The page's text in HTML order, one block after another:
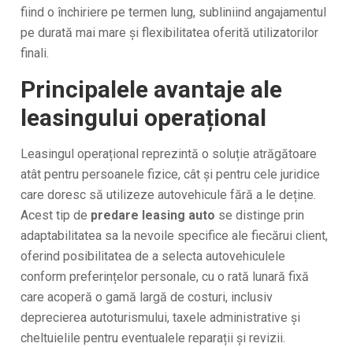
fiind o închiriere pe termen lung, subliniind angajamentul
pe durată mai mare și flexibilitatea oferită utilizatorilor
finali.
Principalele avantaje ale
leasingului operațional
Leasingul operațional reprezintă o soluție atrăgătoare
atât pentru persoanele fizice, cât și pentru cele juridice
care doresc să utilizeze autovehicule fără a le deține.
Acest tip de predare leasing auto se distinge prin
adaptabilitatea sa la nevoile specifice ale fiecărui client,
oferind posibilitatea de a selecta autovehiculele
conform preferințelor personale, cu o rată lunară fixă
care acoperă o gamă largă de costuri, inclusiv
deprecierea autoturismului, taxele administrative și
cheltuielile pentru eventualele reparații și revizii.